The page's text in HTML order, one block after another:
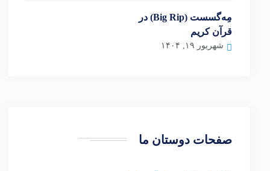
مِه‌گسست (Big Rip) در
قرآن کریم
شهریور ۱۹, ۱۴۰۴
صفحات دوستان ما